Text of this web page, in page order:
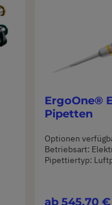
ErgoOne®
Pipetten
Optionen
Betriebsart:
Pipettiertyp:
ab 545,70 €